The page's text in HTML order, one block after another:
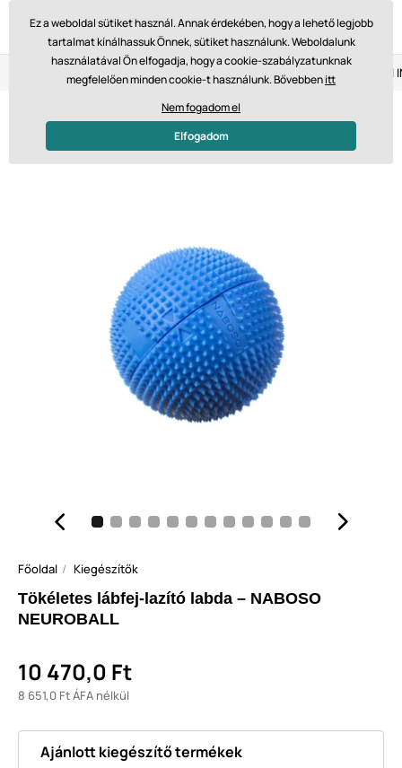
Visszaküldés 14 napon belül Gyors szállítás 61 475 Ft-tól
Főoldal Kiegészítők
Tökéletes lábfej-lazító labda – NABOSO
NEUROBALL
10 470,0 Ft
8 651,0 Ft ÁFA nélkül
Ajánlott kiegészítő termékek
Ez a weboldal sütiket használ. Annak érdekében, hogy a lehető legjobb
tartalmat kínálhassuk Önnek, sütiket használunk. Weboldalunk
használatával Ön elfogadja, hogy a cookie-szabályzatunknak
megfelelően minden cookie-t használunk. Bővebbenitt
Nem fogadom el
Elfogadom